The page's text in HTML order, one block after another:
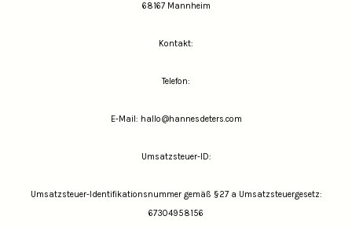
68167 Mannheim
Kontakt:
Telefon:
E-Mail: hallo@hannesdeters.com
Umsatzsteuer-ID:
Umsatzsteuer-Identifikationsnummer gemäß §27 a Umsatzsteuergesetz:
67304958156